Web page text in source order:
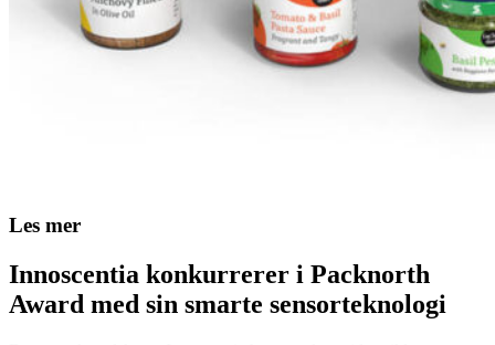
Les mer
Innoscentia konkurrerer i Packnorth
Award med sin smarte sensorteknologi